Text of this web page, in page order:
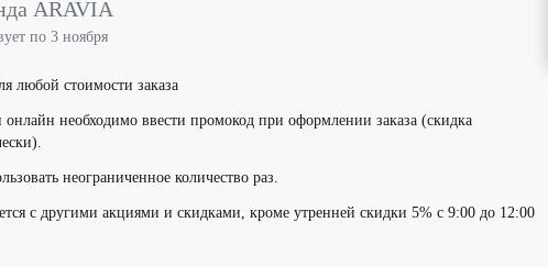
ARAVIA
по 3 ноября
любой стоимости заказа
необходимо ввести промокод при оформлении заказа (скидка
неограниченное количество раз.
с другими акциями и скидками, кроме утренней скидки 5% с 9:00 до 12:00